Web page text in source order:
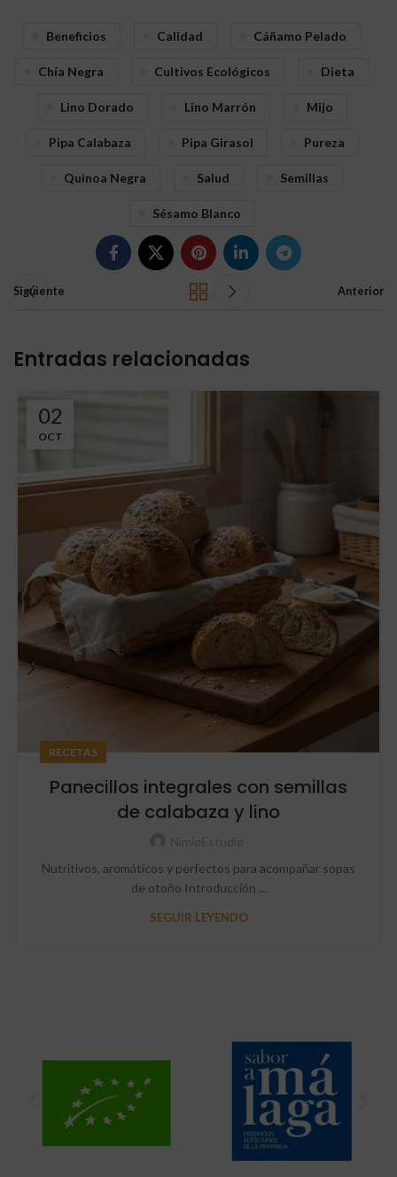
Beneficios Calidad Cáñamo Pelado
Chía Negra Cultivos Ecológicos Dieta
Lino Dorado Lino Marrón Mijo
Pipa Calabaza Pipa Girasol Pureza
Quinoa Negra Salud Semillas
Sésamo Blanco
Siguiente Anterior
Entradas relacionadas
02
OCT
RECETAS
Panecillos integrales con semillas
de calabaza y lino
Nutritivos, aromáticos y perfectos para acompañar sopas
de otoño Introducción ...
SEGUIR LEYENDO